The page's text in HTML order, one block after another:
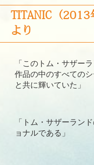
TITANIC（2013
より
「このトム・サザー
作品の中のすべての
と共に輝いていた」
「トム・サザーラン
ョナルである」